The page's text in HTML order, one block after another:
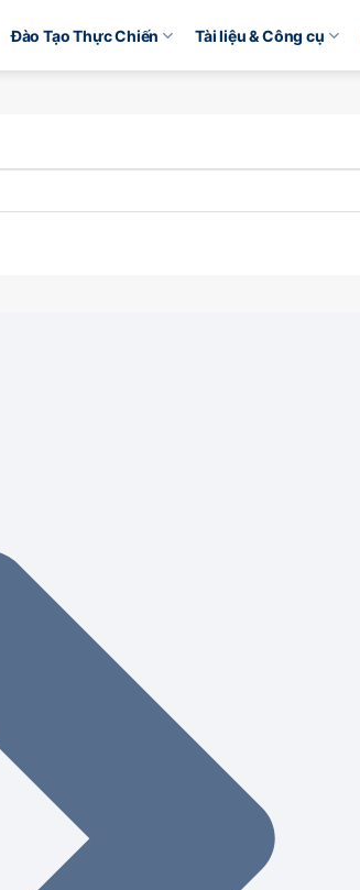
Đào Tạo Thực Chiến Tài liệu & Công cụ